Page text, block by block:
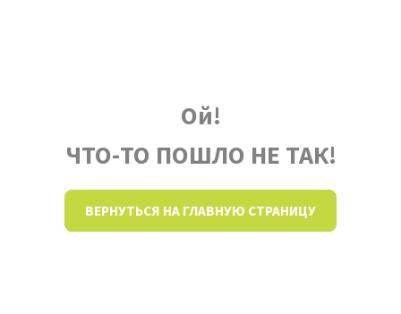
Ой!
ЧТО-ТО ПОШЛО НЕ ТАК!
ВЕРНУТЬСЯ НА ГЛАВНУЮ СТРАНИЦУ